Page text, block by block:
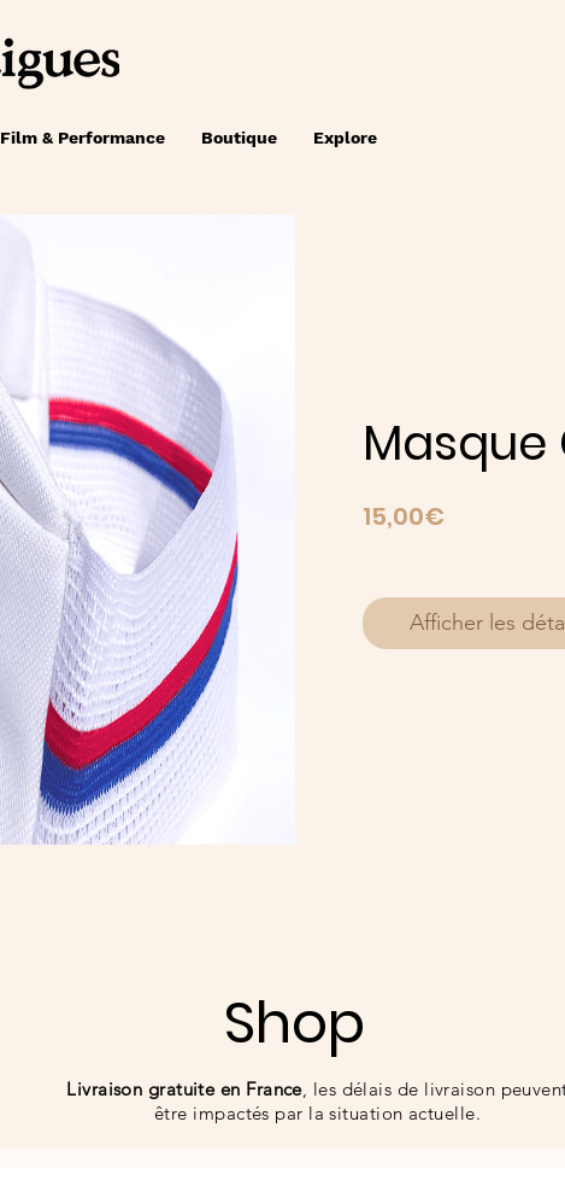
Film & Performance Boutique Explore
15,00€
Afficher les
Shop
Livraison gratuite en France, les délais de livraison
être impactés par la situation actuelle.